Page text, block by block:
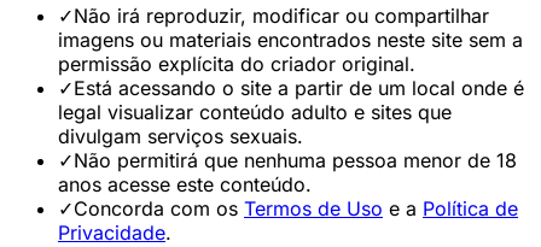
✓Não irá reproduzir, modificar ou compartilhar
imagens ou materiais encontrados neste site sem a
permissão explícita do criador original.
✓Está acessando o site a partir de um local onde é
legal visualizar conteúdo adulto e sites que
divulgam serviços sexuais.
✓Não permitirá que nenhuma pessoa menor de 18
anos acesse este conteúdo.
✓Concorda com os Termos de Uso e a Política de
Privacidade.